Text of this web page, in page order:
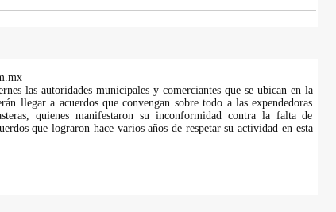
las autoridades municipales y comerciantes que se ubican en la
llegar a acuerdos que convengan sobre todo a las expendedoras
quienes manifestaron su inconformidad contra la falta de
que lograron hace varios años de respetar su actividad en esta